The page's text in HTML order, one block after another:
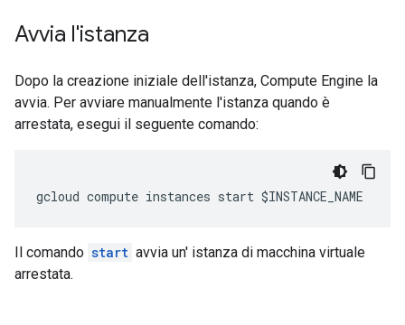
Avvia l'istanza
Dopo la creazione iniziale dell'istanza, Compute Engine la
avvia. Per avviare manualmente l'istanza quando è
arrestata, esegui il seguente comando:
Il comando start avvia un' istanza di macchina virtuale
arrestata.